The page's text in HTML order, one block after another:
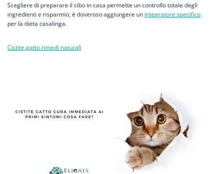
Scegliere di preparare il cibo in casa permette un controllo totale degli
ingredienti e risparmio, è doveroso aggiungere un integratore specifico
per la dieta casalinga.
Cistite gatto rimedi naturali